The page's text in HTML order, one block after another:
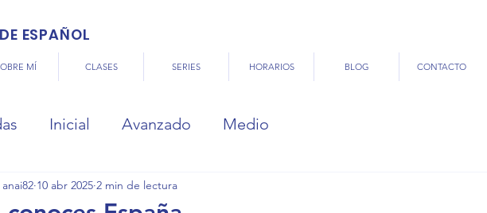
ESPAÑOL
MÍ CLASES SERIES HORARIOS BLOG CONTACTO
Inicial Avanzado Medio
anai82 10 abr 2025 2 min de lectura